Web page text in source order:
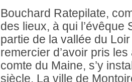
Bouchard Ratepilate,
des lieux, à qui
partie de la vallée du
remercier d’avoir pris
comte du Maine, s’y
siècle. La ville de